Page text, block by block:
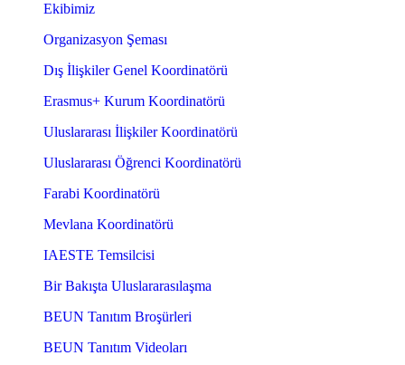
Ekibimiz
Organizasyon Şeması
Dış İlişkiler Genel Koordinatörü
Erasmus+ Kurum Koordinatörü
Uluslararası İlişkiler Koordinatörü
Uluslararası Öğrenci Koordinatörü
Farabi Koordinatörü
Mevlana Koordinatörü
IAESTE Temsilcisi
Bir Bakışta Uluslararasılaşma
BEUN Tanıtım Broşürleri
BEUN Tanıtım Videoları